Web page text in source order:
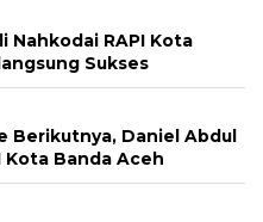
Nahkodai RAPI Kota
Sukses
Berikutnya, Daniel Abdul
Kota Banda Aceh